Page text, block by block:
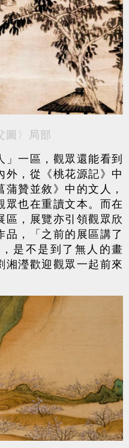
圖〉局部
」一區，觀眾還能看到
外，從《桃花源記》中
贊並敘》中的文人，
眾也在重讀文本。而在
區，展覽亦引領觀眾欣
品，「之前的展區講了
是不是到了無人的畫
湘瀅歡迎觀眾一起前來